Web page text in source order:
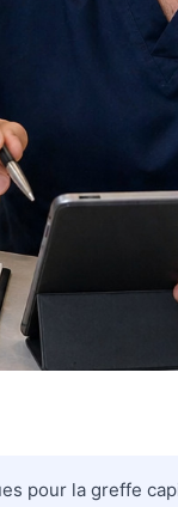
pour la greffe